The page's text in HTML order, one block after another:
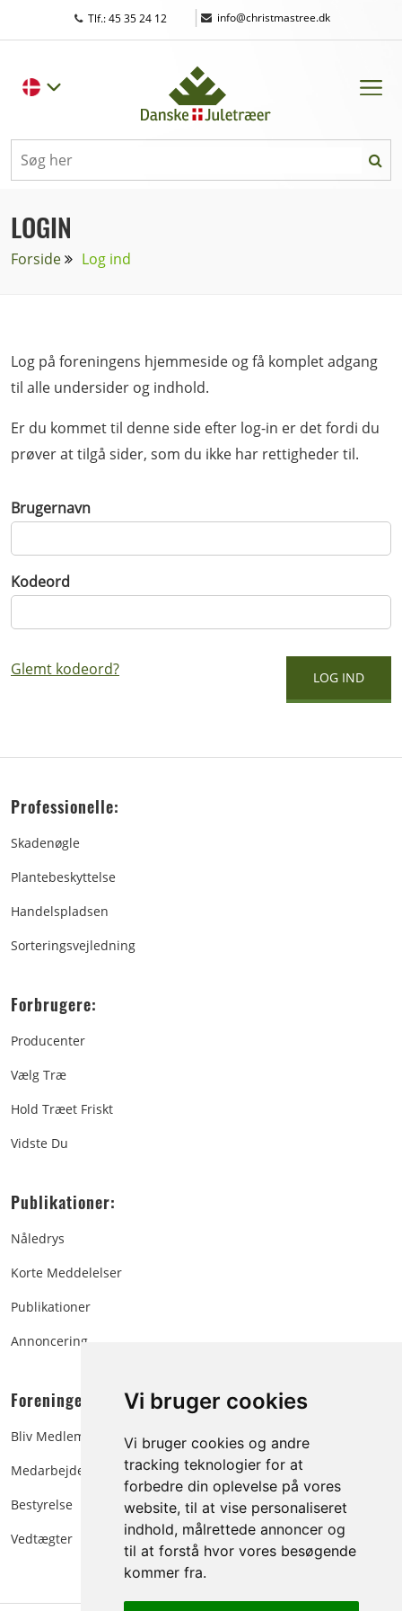
Vi bruger cookies
Vi bruger cookies og andre
tracking teknologier for at
forbedre din oplevelse på vores
website, til at vise personaliseret
indhold, målrettede annoncer og
til at forstå hvor vores besøgende
kommer fra.
Tlf.: 45 35 24 12 | info@christmastree.dk
LOGIN
Forside Log ind
Log på foreningens hjemmeside og få komplet adgang
til alle undersider og indhold.
Er du kommet til denne side efter log-in er det fordi du
prøver at tilgå sider, som du ikke har rettigheder til.
Brugernavn
Kodeord
Glemt kodeord?
Professionelle:
Skadenøgle
Plantebeskyttelse
Handelspladsen
Sorteringsvejledning
Forbrugere:
Producenter
Vælg Træ
Hold Træet Friskt
Vidste Du
Publikationer:
Nåledrys
Korte Meddelelser
Publikationer
Annoncering
Foreningen:
Bliv Medlem
Medarbejdere
Bestyrelse
Vedtægter